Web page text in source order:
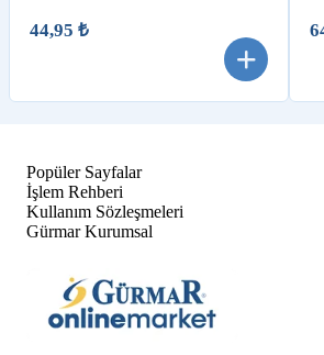
44,95 ₺
Popüler Sayfalar
İşlem Rehberi
Kullanım Sözleşmeleri
Gürmar Kurumsal